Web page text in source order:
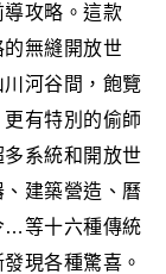
攻略。 這款
的無縫開放世
河谷間，飽覽
有特別的偷師
系統和開放世
建築營造、曆
…等十六種傳統
現各種驚喜。